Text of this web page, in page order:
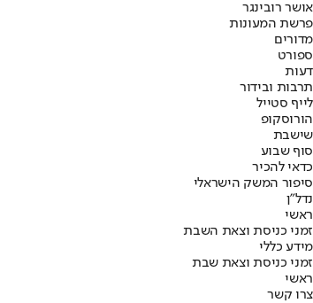
אושר רובינגר
פרשת המעונות
מדורים
ספורט
דעות
תרבות ובידור
לייף סטייל
הורוסקופ
שישבת
סוף שבוע
כדאי להכיר
סיפור המשק הישראלי
נדל"ן
ראשי
זמני כניסת וצאת השבת
מידע כללי
זמני כניסת וצאת שבת
ראשי
צרו קשר